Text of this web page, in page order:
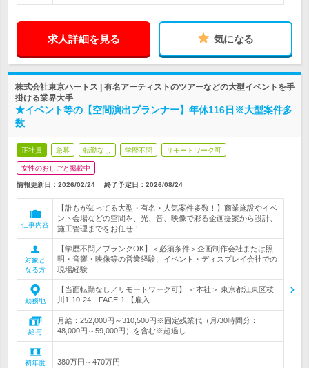
求人詳細を見る 気になる
株式会社東京ハートス | 有名アーティストのツアーなどの大型イベントを手
掛ける業界大手
★イベント等の【空間演出プランナー】年休116日※大型案件多
数
正社員 急募 転勤なし 学歴不問 リモートワーク可
女性のおしごと掲載中
情報更新日：2026/02/24 終了予定日： 2026/08/24
仕事内容
【誰もが知ってる大型・有名・人気案件多数！】商業施設やイベ
ント会場などの空間を、光、音、映像で彩る企画提案から設計、
施工管理までをお任せ！
対象と
なる方
【学歴不問／ブランクOK】＜必須条件＞企画制作会社または照
明・音響・映像等の営業経験、イベント・ディスプレイ会社での
現場経験
勤務地
【当面転勤なし／リモートワーク可】 ＜本社＞ 東京都江東区枝
川1-10-24 FACE-1 【雇入…
給与
月給：252,000円～310,500円※固定残業代（月/30時間分：
48,000円～59,000円）を含む※超過し…
初年度
380万円～470万円